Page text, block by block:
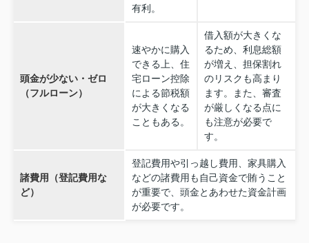
有利。
頭金が少ない・ゼロ
（フルローン）
速やかに購入
できる上、住
宅ローン控除
による節税額
が大きくなる
こともある。
借入額が大きくな
るため、利息総額
が増え、担保割れ
のリスクも高まり
ます。また、審査
が厳しくなる点に
も注意が必要で
す。
諸費用（登記費用な
ど）
登記費用や引っ越し費用、家具購入
などの諸費用も自己資金で賄うこと
が重要で、頭金とあわせた資金計画
が必要です。